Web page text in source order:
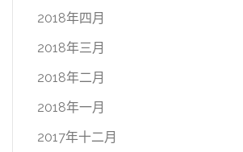
2018年四月
2018年三月
2018年二月
2018年一月
2017年十二月